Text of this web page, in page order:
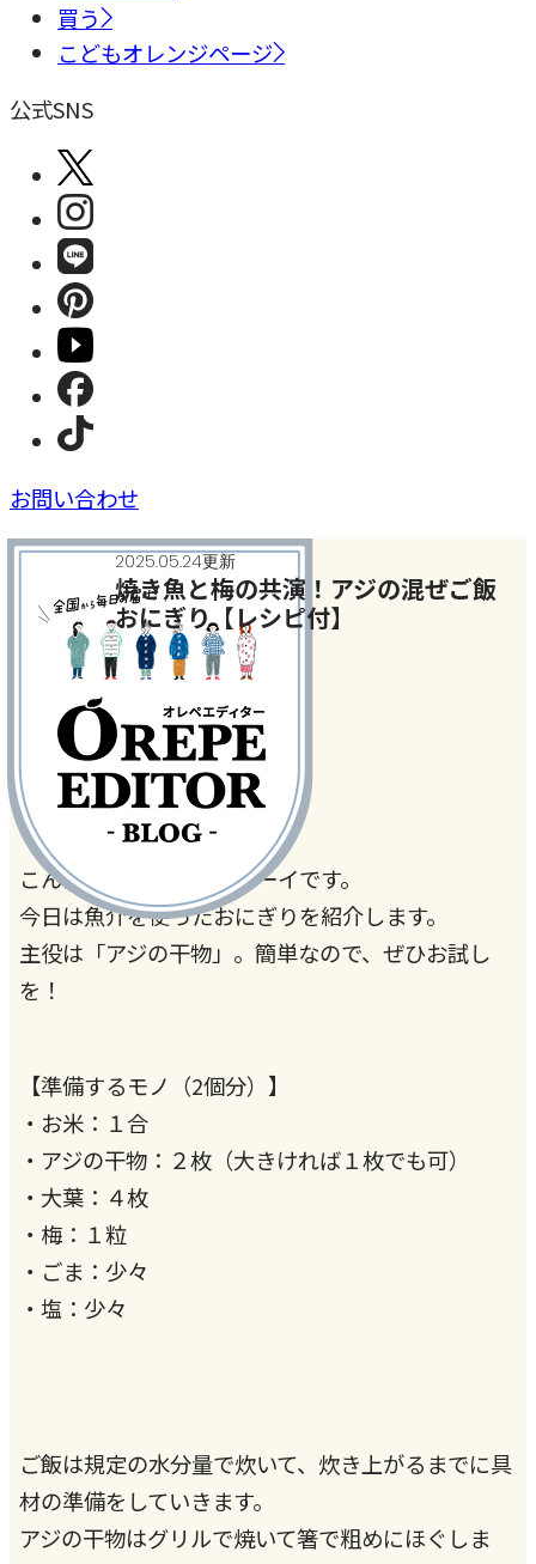
買う
こどもオレンジページ
公式SNS
お問い合わせ
2025.05.24更新
焼き魚と梅の共演！アジの混ぜご飯
おにぎり【レシピ付】
今日、何作った？
#おにぎり #梅#食#魚
こんにちは、おにぎりボーイです。
今日は魚介を使ったおにぎりを紹介します。
主役は「アジの干物」。簡単なので、ぜひお試し
を！
【準備するモノ（2個分）】
・お米：１合
・アジの干物：２枚（大きければ１枚でも可）
・大葉：４枚
・梅：１粒
・ごま：少々
・塩：少々
ご飯は規定の水分量で炊いて、炊き上がるまでに具
材の準備をしていきます。
アジの干物はグリルで焼いて箸で粗めにほぐしま